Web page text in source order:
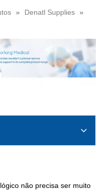
» Denatl Supplies »
não precisa ser muito